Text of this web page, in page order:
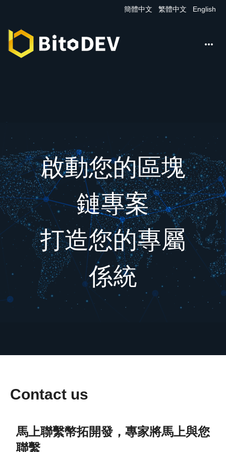
簡體中文 繁體中文 English

啟動您的區塊
鏈專案
打造您的專屬
係統
Contact us
馬上聯繫幣拓開發，專家將馬上與您
聯繫